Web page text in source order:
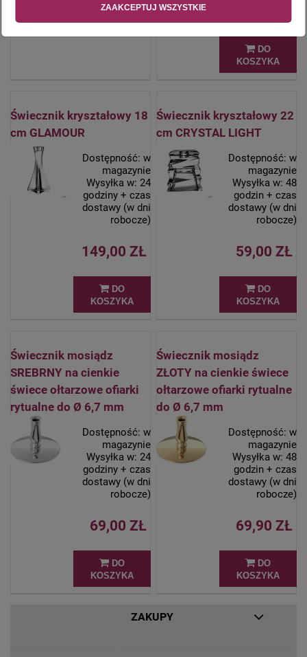
DO
KOSZYKA
Świecznik kryształowy 18
cm GLAMOUR
Dostępność: w
magazynie
Wysyłka w: 24
godziny + czas
dostawy (w dni
robocze)
149,00 ZŁ
DO
KOSZYKA
Świecznik kryształowy 22
cm CRYSTAL LIGHT
Dostępność: w
magazynie
Wysyłka w: 48
godzin + czas
dostawy (w dni
robocze)
59,00 ZŁ
DO
KOSZYKA
Świecznik mosiądz
SREBRNY na cienkie
świece ołtarzowe ofiarki
rytualne do Ø 6,7 mm
Dostępność: w
magazynie
Wysyłka w: 24
godziny + czas
dostawy (w dni
robocze)
69,00 ZŁ
DO
KOSZYKA
Świecznik mosiądz
ZŁOTY na cienkie świece
ołtarzowe ofiarki rytualne
do Ø 6,7 mm
Dostępność: w
magazynie
Wysyłka w: 48
godzin + czas
dostawy (w dni
robocze)
69,90 ZŁ
DO
KOSZYKA
ZAKUPY
ZAAKCEPTUJ WSZYSTKIE